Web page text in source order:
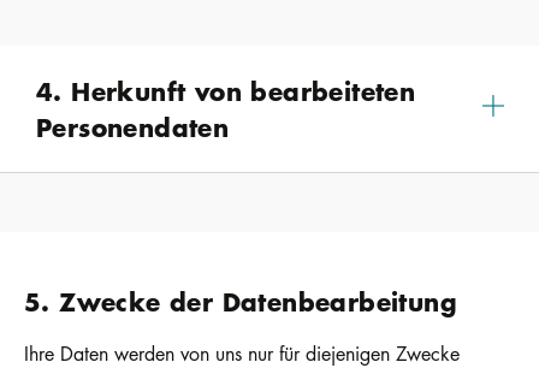
4. Herkunft von bearbeiteten
Personendaten
5. Zwecke der Datenbearbeitung
Ihre Daten werden von uns nur für diejenigen Zwecke